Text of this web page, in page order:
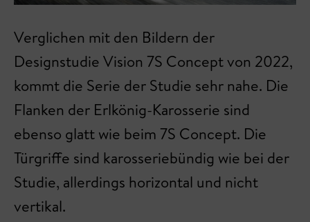
Verglichen mit den Bildern der
Designstudie Vision 7S Concept von 2022,
kommt die Serie der Studie sehr nahe. Die
Flanken der Erlkönig-Karosserie sind
ebenso glatt wie beim 7S Concept. Die
Türgriffe sind karosseriebündig wie bei der
Studie, allerdings horizontal und nicht
vertikal.